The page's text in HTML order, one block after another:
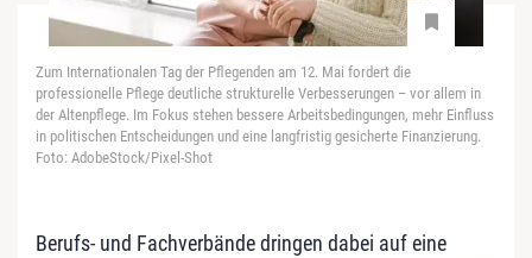
Zum Internationalen Tag der Pflegenden am 12. Mai fordert die
professionelle Pflege deutliche strukturelle Verbesserungen – vor allem in
der Altenpflege. Im Fokus stehen bessere Arbeitsbedingungen, mehr Einfluss
in politischen Entscheidungen und eine langfristig gesicherte Finanzierung.
Foto: AdobeStock/Pixel-Shot
Berufs- und Fachverbände dringen dabei auf eine